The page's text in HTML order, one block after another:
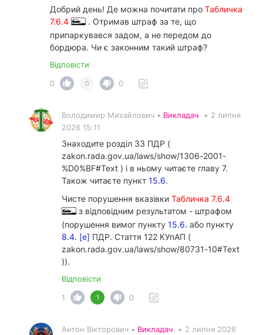
Добрий день! Де можна почитати про Табличка
7.6.4
. Отримав штраф за те, що
припаркувався задом, а не передом до
бордюра. Чи є законним такий штраф?
Відповісти
0
0 0
Володимир Михайлович • Викладач • 2 липня
2026 15:11
Знаходите розділ 33 ПДР (
zakon.rada.gov.ua/laws/show/1306-2001-
%D0%BF#Text ) і в ньому читаєте главу 7.
Також читаєте пункт 15.6.
Чисте порушення вказівки Табличка 7.6.4
з відповідним результатом - штрафом
(порушення вимог пункту 15.6. або пункту
8.4. [е] ПДР. Стаття 122 КУпАП (
zakon.rada.gov.ua/laws/show/80731-10#Text
)).
Відповісти
1
1 0
Антон Вікторович • Викладач • 2 липня 2026